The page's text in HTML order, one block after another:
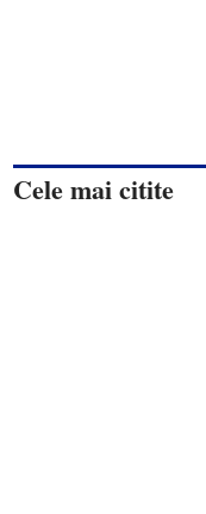
Cele mai citite